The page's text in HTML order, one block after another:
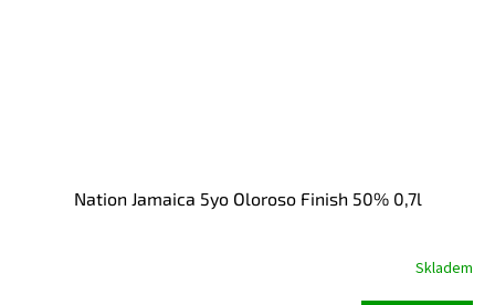
Nation Jamaica 5yo Oloroso Finish 50% 0,7l
Skladem